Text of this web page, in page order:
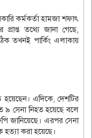
কর্মকর্তা হামজা শফাৎ
প্রাপ্ত তথ্যে জানা গেছে,
তখনই পার্কিং এলাকায়
এদিকে, দেশটির
৯ সেনা নিহত হয়েছে বলে
জানিয়েছে। এরপর সেনা
হত্যা করা হয়েছে।